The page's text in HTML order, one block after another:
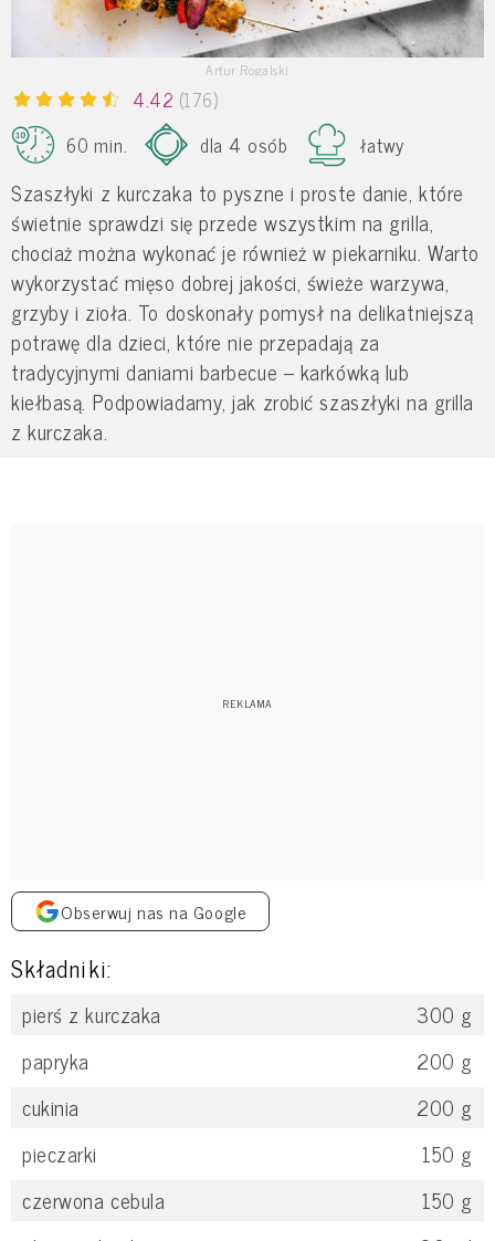
Artur Rogalski
4.42 (176)
60 min.
dla 4 osób łatwy
Szaszłyki z kurczaka to pyszne i proste danie, które
świetnie sprawdzi się przede wszystkim na grilla,
chociaż można wykonać je również w piekarniku. Warto
wykorzystać mięso dobrej jakości, świeże warzywa,
grzyby i zioła. To doskonały pomysł na delikatniejszą
potrawę dla dzieci, które nie przepadają za
tradycyjnymi daniami barbecue – karkówką lub
kiełbasą. Podpowiadamy, jak zrobić szaszłyki na grilla
z kurczaka.
Obserwuj nas na Google
Składniki:
pierś z kurczaka 300 g
papryka
200 g
cukinia
200 g
pieczarki
150 g
czerwona cebula
150 g